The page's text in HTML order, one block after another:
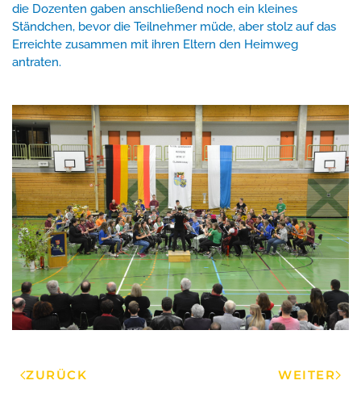
die Dozenten gaben anschließend noch ein kleines
Ständchen, bevor die Teilnehmer müde, aber stolz auf das
Erreichte zusammen mit ihren Eltern den Heimweg
antraten.
ZURÜCK WEITER